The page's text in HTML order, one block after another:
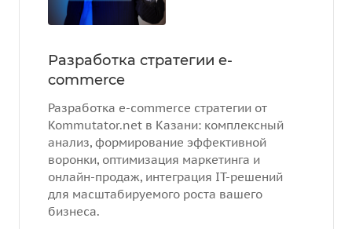
Разработка стратегии e-
commerce
Разработка e-commerce стратегии от
Kommutator.net в Казани: комплексный
анализ, формирование эффективной
воронки, оптимизация маркетинга и
онлайн-продаж, интеграция IT-решений
для масштабируемого роста вашего
бизнеса.